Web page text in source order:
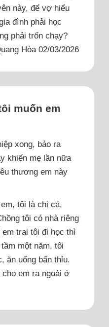
này, để vợ hiểu
đình phải học
phải trốn chạy?
Hòa 02/03/2026
muốn em
xong, bảo ra
khiến mẹ lần nữa
thương em này
tôi là chị cả,
tôi có nhà riêng
trai tôi đi học thì
một năm, tôi
ăn uống bẩn thỉu.
em ra ngoài ở